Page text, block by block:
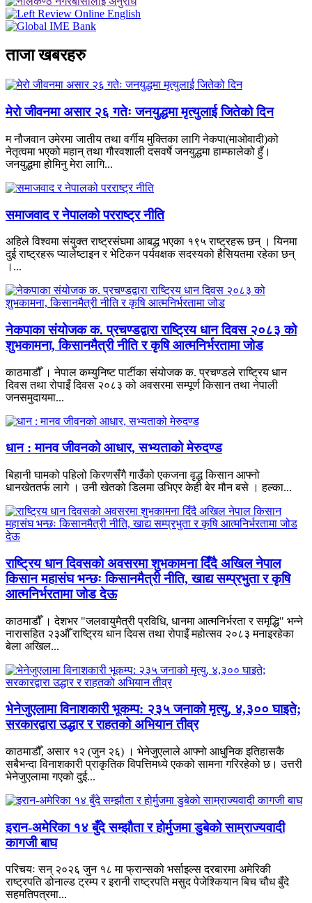
ताजा खबरहरु
मेरो जीवनमा असार २६ गतेः जनयुद्धमा मृत्युलाई जितेको दिन
म नौजवान उमेरमा जातीय तथा वर्गीय मुक्तिका लागि नेकपा(माओवादी)को
नेतृत्वमा भएको महान् तथा गौरवशाली दसवर्षे जनयुद्धमा हाम्फालेको हुँ।
जनयुद्धमा होमिनु मेरा लागि...
समाजवाद र नेपालको परराष्ट्र नीति
अहिले विश्वमा संयुक्त राष्ट्रसंघमा आबद्ध भएका १९५ राष्ट्रहरू छन् । यिनमा
दुई राष्ट्रहरू प्यालेष्टाइन र भेटिकन पर्यवक्षक सदस्यको हैसियतमा रहेका छन्
।...
नेकपाका संयोजक क. प्रचण्डद्वारा राष्ट्रिय धान दिवस २०८३ को
शुभकामना, किसानमैत्री नीति र कृषि आत्मनिर्भरतामा जोड
काठमाडौँ । नेपाल कम्युनिष्ट पार्टीका संयोजक क. प्रचण्डले राष्ट्रिय धान
दिवस तथा रोपाइँ दिवस २०८३ को अवसरमा सम्पूर्ण किसान तथा नेपाली
जनसमुदायमा...
धान : मानव जीवनको आधार, सभ्यताको मेरुदण्ड
बिहानी घामको पहिलो किरणसँगै गाउँको एकजना वृद्ध किसान आफ्नो
धानखेततर्फ लागे । उनी खेतको डिलमा उभिएर केही बेर मौन बसे । हल्का...
राष्ट्रिय धान दिवसको अवसरमा शुभकामना दिँदै अखिल नेपाल
किसान महासंघ भन्छः किसानमैत्री नीति, खाद्य सम्प्रभुता र कृषि
आत्मनिर्भरतामा जोड देऊ
काठमाडौँ । देशभर "जलवायुमैत्री प्रविधि, धानमा आत्मनिर्भरता र समृद्धि" भन्ने
नारासहित २३औँ राष्ट्रिय धान दिवस तथा रोपाइँ महोत्सव २०८३ मनाइरहेका
बेला अखिल...
भेनेजुएलामा विनाशकारी भूकम्प: २३५ जनाको मृत्यु, ४,३०० घाइते;
सरकारद्वारा उद्धार र राहतको अभियान तीव्र
काठमाडौँ, असार १२ (जुन २६) । भेनेजुएलाले आफ्नो आधुनिक इतिहासकै
सबैभन्दा विनाशकारी प्राकृतिक विपत्तिमध्ये एकको सामना गरिरहेको छ। उत्तरी
भेनेजुएलामा गएको दुई...
इरान-अमेरिका १४ बुँदे सम्झौता र होर्मुजमा डुबेको साम्राज्यवादी
कागजी बाघ
परिचयः सन् २०२६ जुन १८ मा फ्रान्सको भर्साइल्स दरबारमा अमेरिकी
राष्ट्रपति डोनाल्ड ट्रम्प र इरानी राष्ट्रपति मसुद पेजेश्कियान बिच चौध बुँदे
सहमतिपत्रमा...